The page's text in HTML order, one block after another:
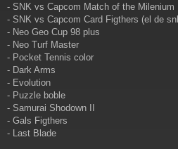
- SNK vs Capcom Match of the Milenium
- SNK vs Capcom Card Figthers (el de
- Neo Geo Cup 98 plus
- Neo Turf Master
- Pocket Tennis color
- Dark Arms
- Evolution
- Puzzle boble
- Samurai Shodown II
- Gals Figthers
- Last Blade